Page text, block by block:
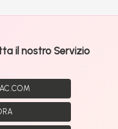
il nostro Servizio